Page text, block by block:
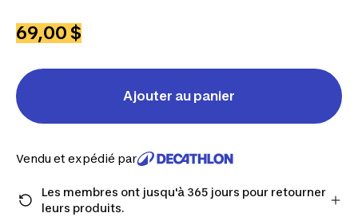
69,00 $
Ajouter au panier
Vendu et expédié par
Les membres ont jusqu'à 365 jours pour retourner
leurs produits.